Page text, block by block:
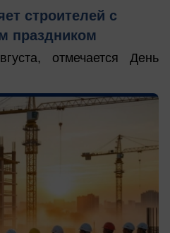
строителей с
праздником
отмечается День